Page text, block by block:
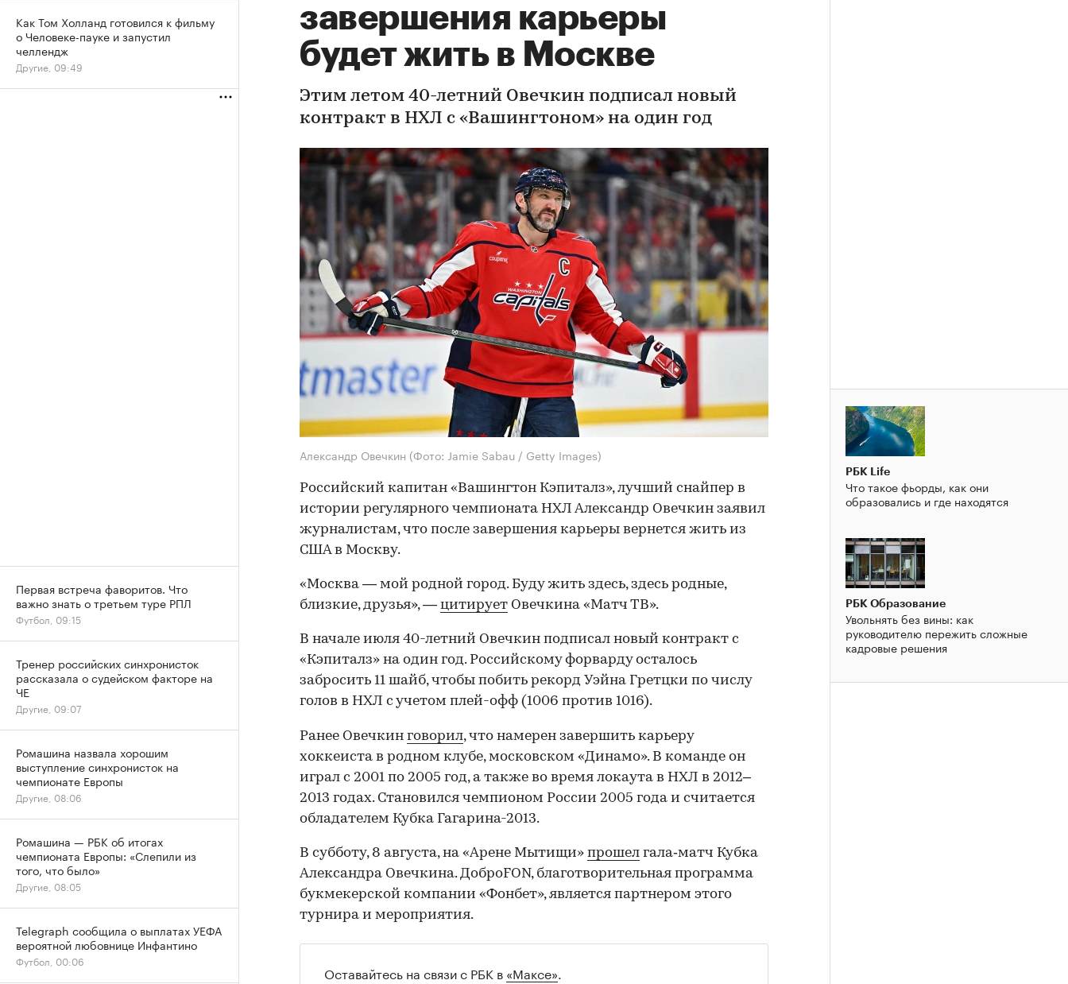
завершения карьеры
будет жить в Москве
Этим летом 40-летний Овечкин подписал новый
контракт в НХЛ с «Вашингтоном» на один год
Александр Овечкин (Фото: Jamie Sabau / Getty Images)
Российский капитан «Вашингтон Кэпиталз», лучший снайпер в
истории регулярного чемпионата НХЛ Александр Овечкин заявил
журналистам, что после завершения карьеры вернется жить из
США в Москву.
«Москва — мой родной город. Буду жить здесь, здесь родные,
близкие, друзья», — цитирует Овечкина «Матч ТВ».
В начале июля 40-летний Овечкин подписал новый контракт с
«Кэпиталз» на один год. Российскому форварду осталось
забросить 11 шайб, чтобы побить рекорд Уэйна Гретцки по числу
голов в НХЛ с учетом плей-офф (1006 против 1016).
00:00 / 00:00
Ранее Овечкин говорил, что намерен завершить карьеру
хоккеиста в родном клубе, московском «Динамо». В команде он
играл с 2001 по 2005 год, а также во время локаута в НХЛ в 2012–
2013 годах. Становился чемпионом России 2005 года и считается
обладателем Кубка Гагарина-2013.
В субботу, 8 августа, на «Арене Мытищи» прошел гала‑матч Кубка
Александра Овечкина. ДоброFON, благотворительная программа
букмекерской компании «Фонбет», является партнером этого
турнира и мероприятия.
Оставайтесь на связи с РБК в «Максе»
РБК Life
Что такое фьорды, как они
образовались и где находятся
РБК Образование
Увольнять без вины: как
руководителю пережить сложные
кадровые решения
Как Том Холланд готовился к фильму
о Человеке-пауке и запустил
челлендж
Другие, 09:49
Первая встреча фаворитов. Что
важно знать о третьем туре РПЛ
Футбол, 09:15
Тренер российских синхронисток
рассказала о судейском факторе на
ЧЕ
Другие, 09:07
Ромашина назвала хорошим
выступление синхронисток на
чемпионате Европы
Другие, 08:06
Ромашина — РБК об итогах
чемпионата Европы: «Слепили из
того, что было»
Другие, 08:05
Telegraph сообщила о выплатах УЕФА
вероятной любовнице Инфантино
Футбол, 00:06